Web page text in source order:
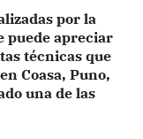
por la
puede apreciar
técnicas que
Coasa, Puno,
una de las